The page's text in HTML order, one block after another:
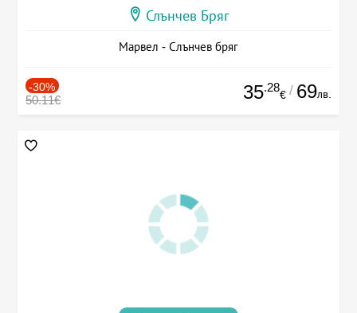
Слънчев Бряг
Марвел - Слънчев бряг
-30%
50.11€ 35.28
€ / 69лв.